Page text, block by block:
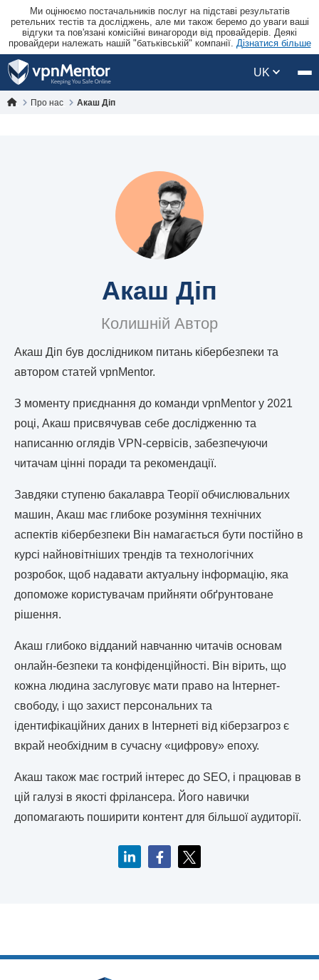
Ми оцінюємо постачальників послуг на підставі результатів
ретельних тестів та досліджень, але ми також беремо до уваги ваші
відгуки та пов'язані комісійні винагороди від провайдерів. Деякі
провайдери належать нашій "батьківській" компанії. Дізнатися більше
UK
Про нас Акаш Діп
Акаш Діп
Колишній Автор
Акаш Діп був дослідником питань кібербезпеки та
автором статей vpnMentor.
З моменту приєднання до команди vpnMentor у 2021
році, Акаш присвячував себе дослідженню та
написанню оглядів VPN-сервісів, забезпечуючи
читачам цінні поради та рекомендації.
Завдяки ступеню бакалавра Теорії обчислювальних
машин, Акаш має глибоке розуміння технічних
аспектів кібербезпеки Він намагається бути постійно в
курсі найновітніших трендів та технологічних
розробок, щоб надавати актуальну інформацію, яка
допоможе користувачам прийняти обґрунтоване
рішення.
Акаш глибоко відданий навчанню читачів основам
онлайн-безпеки та конфіденційності. Він вірить, що
кожна людина заслуговує мати право на Інтернет-
свободу, і що захист персональних та
ідентифікаційних даних в Інтернеті від кіберзагроз є
вкрай необхідним в сучасну «цифрову» епоху.
Акаш також має гострий інтерес до SEO, і працював в
цій галузі в якості фрілансера. Його навички
допомагають поширити контент для більшої аудиторії.